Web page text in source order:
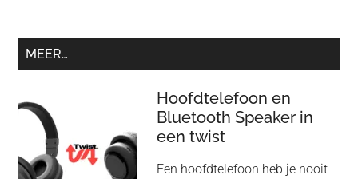
MEER…
Hoofdtelefoon en
Bluetooth Speaker in
een twist
Een hoofdtelefoon heb je nooit